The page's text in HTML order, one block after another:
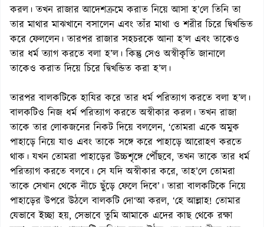
করল। তখন রাজার আদেশক্রমে করাত নিয়ে আসা হ’লে তিনি তা
তার মাথার মাঝখানে বসালেন এবং তাঁর মাথা ও শরীর চিরে দ্বিখন্ডিত
করে ফেললেন। তারপর রাজার সহচরকে আনা হ’ল এবং তাকেও
তার ধর্ম ত্যাগ করতে বলা হ’ল। কিন্তু সেও অস্বীকৃতি জানালে
তাকেও করাত দিয়ে চিরে দ্বিখন্ডিত করা হ’ল।
তারপর বালকটিকে হাযির করে তার ধর্ম পরিত্যাগ করতে বলা হ’ল।
বালকটিও নিজ ধর্ম পরিত্যাগ করতে অস্বীকার করল। তখন রাজা
তাকে তার লোকজনের নিকট দিয়ে বললেন, ‘তোমরা একে অমুক
পাহাড়ে নিয়ে যাও এবং তাকে সঙ্গে করে পাহাড়ে আরোহণ করতে
থাক। যখন তোমরা পাহাড়ের উচ্চশৃঙ্গে পৌঁছবে, তখন তাকে তার ধর্ম
পরিত্যাগ করতে বলবে। সে যদি অস্বীকার করে, তাহ’লে তোমরা
তাকে সেখান থেকে নীচে ছুঁড়ে ফেলে দিবে’। তারা বালকটিকে নিয়ে
পাহাড়ের উপরে উঠলে বালকটি দো‘আ করল, ‘হে আল্লাহ! তোমার
যেভাবে ইচ্ছা হয়, সেভাবে তুমি আমাকে এদের কাছ থেকে রক্ষা